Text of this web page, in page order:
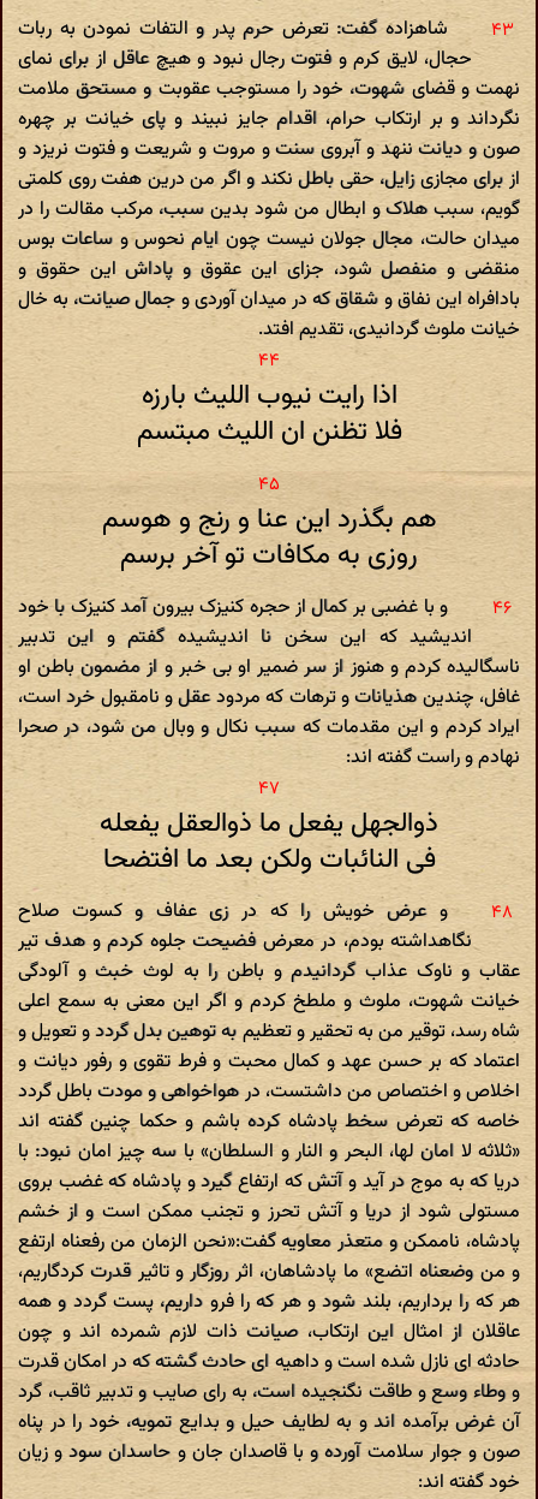
شاهزاده گفت: تعرض حرم پدر و التفات نمودن به ربات
حجال، لایق کرم و فتوت رجال نبود و هیچ عاقل از برای نمای
نهمت و قضای شهوت، خود را مستوجب عقوبت و مستحق ملامت
نگرداند و بر ارتکاب حرام، اقدام جایز نبیند و پای خیانت بر چهره
صون و دیانت ننهد و آبروی سنت و مروت و شریعت و فتوت نریزد و
از برای مجازی زایل، حقی باطل نکند و اگر من درین هفت روی کلمتی
گویم، سبب هلاک و ابطال من شود بدین سبب، مرکب مقالت را در
میدان حالت، مجال جولان نیست چون ایام نحوس و ساعات بوس
منقضی و منفصل شود، جزای این عقوق و پاداش این حقوق و
بادافراه این نفاق و شقاق که در میدان آوردی و جمال صیانت، به خال
خیانت ملوث گردانیدی، تقدیم افتد.
اذا رایت نیوب اللیث بارزه
فلا تظنن ان اللیث مبتسم
هم بگذرد این عنا و رنج و هوسم
روزی به مکافات تو آخر برسم
و با غضبی بر کمال از حجره کنیزک بیرون آمد کنیزک با خود
اندیشید که این سخن نا اندیشیده گفتم و این تدبیر
ناسگالیده کردم و هنوز از سر ضمیر او بی خبر و از مضمون باطن او
غافل، چندین هذیانات و ترهات که مردود عقل و نامقبول خرد است،
ایراد کردم و این مقدمات که سبب نکال و وبال من شود، در صحرا
نهادم و راست گفته اند:
ذوالجهل یفعل ما ذوالعقل یفعله
فی النائبات ولکن بعد ما افتضحا
و عرض خویش را که در زی عفاف و کسوت صلاح
نگاهداشته بودم، در معرض فضیحت جلوه کردم و هدف تیر
عقاب و ناوک عذاب گردانیدم و باطن را به لوث خبث و آلودگی
خیانت شهوت، ملوث و ملطخ کردم و اگر این معنی به سمع اعلی
شاه رسد، توقیر من به تحقیر و تعظیم به توهین بدل گردد و تعویل و
اعتماد که بر حسن عهد و کمال محبت و فرط تقوی و رفور دیانت و
اخلاص و اختصاص من داشتست، در هواخواهی و مودت باطل گردد
خاصه که تعرض سخط پادشاه کرده باشم و حکما چنین گفته اند
«ثلاثه لا امان لها، البحر و النار و السلطان» با سه چیز امان نبود: با
دریا که به موج در آید و آتش که ارتفاع گیرد و پادشاه که غضب بروی
مستولی شود از دریا و آتش تحرز و تجنب ممکن است و از خشم
پادشاه، ناممکن و متعذر معاویه گفت:«نحن الزمان من رفعناه ارتفع
و من وضعناه اتضع» ما پادشاهان، اثر روزگار و تاثیر قدرت کردگاریم،
هر که را برداریم، بلند شود و هر که را فرو داریم، پست گردد و همه
عاقلان از امثال این ارتکاب، صیانت ذات لازم شمرده اند و چون
حادثه ای نازل شده است و داهیه ای حادث گشته که در امکان قدرت
و وطاء وسع و طاقت نگنجیده است، به رای صایب و تدبیر ثاقب، گرد
آن غرض برآمده اند و به لطایف حیل و بدایع تمویه، خود را در پناه
صون و جوار سلامت آورده و با قاصدان جان و حاسدان سود و زیان
خود گفته اند: